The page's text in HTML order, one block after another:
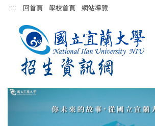
跳::: 回首頁 學校首頁 網站導覽